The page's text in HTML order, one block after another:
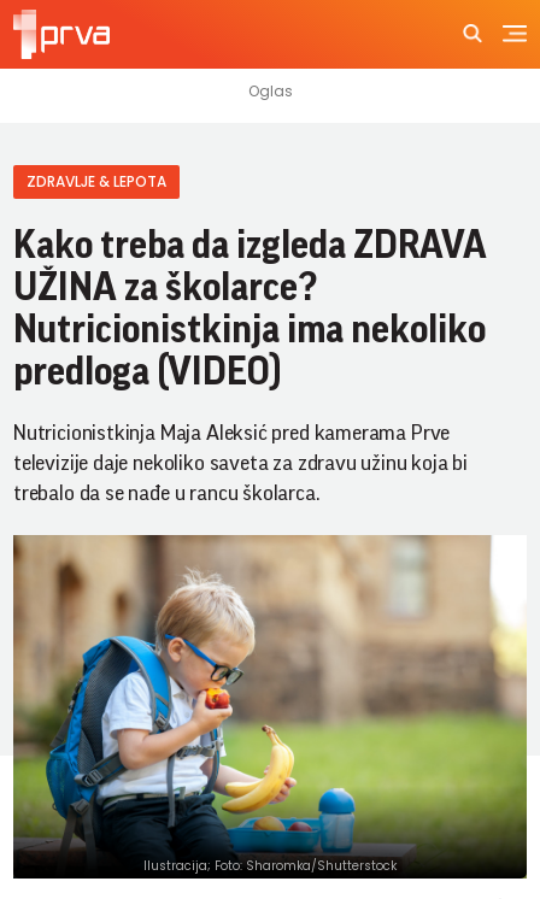
ZDRAVLJE & LEPOTA
Kako treba da izgleda ZDRAVA
UŽINA za školarce?
Nutricionistkinja ima nekoliko
predloga (VIDEO)
Nutricionistkinja Maja Aleksić pred kamerama Prve
televizije daje nekoliko saveta za zdravu užinu koja bi
trebalo da se nađe u rancu školarca.
Ilustracija; Foto: Sharomka/Shutterstock